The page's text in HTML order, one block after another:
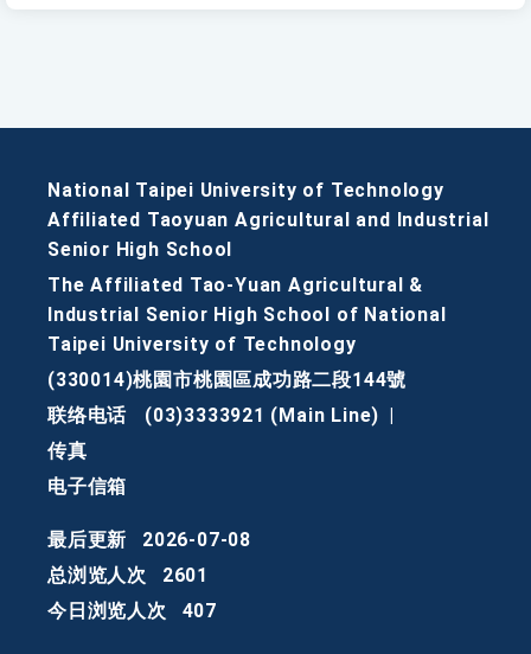
National Taipei University of Technology
Affiliated Taoyuan Agricultural and Industrial
Senior High School
The Affiliated Tao-Yuan Agricultural &
Industrial Senior High School of National
Taipei University of Technology
(330014)桃園市桃園區成功路二段144號
联络电话
(03)3333921 (Main Line)
传真
电子信箱
最后更新
2026-07-08
总浏览人次
2601
今日浏览人次
407